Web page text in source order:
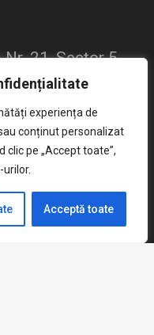
experiența de
conținut personalizat
clic pe „Accept toate”,
Acceptă toate
21, Sector 5,